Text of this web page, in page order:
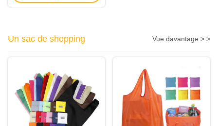
Un sac de shopping Vue davantage > >